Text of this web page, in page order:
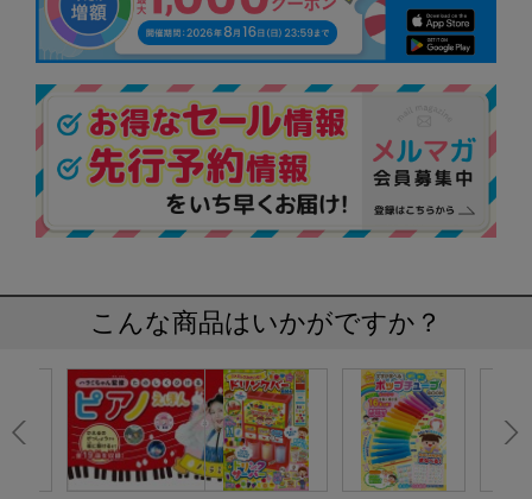
こんな商品はいかがですか？